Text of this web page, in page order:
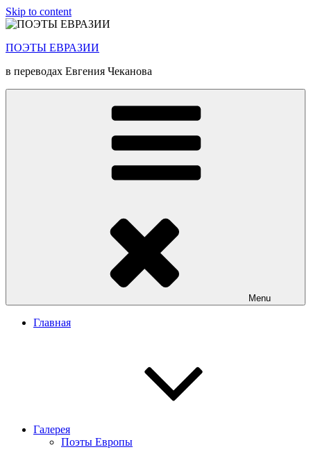
Skip to content
ПОЭТЫ ЕВРАЗИИ
в переводах Евгения Чеканова
Menu
Главная
Галерея
Поэты Европы